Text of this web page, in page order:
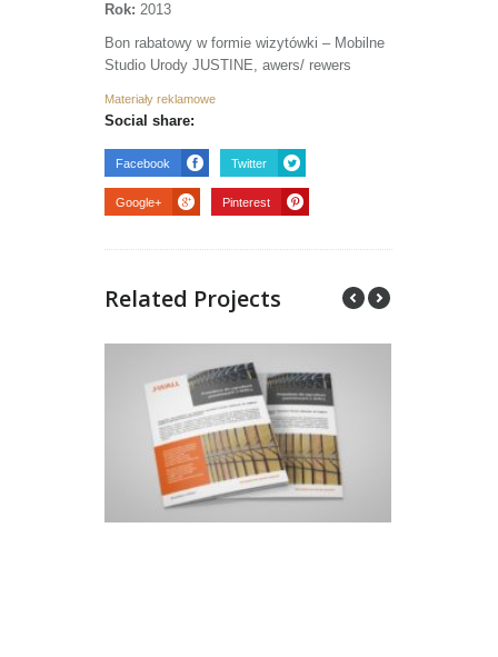
Rok: 2013
Bon rabatowy w formie wizytówki – Mobilne
Studio Urody JUSTINE, awers/ rewers
Materiały reklamowe
Social share:
Facebook Twitter
Google+ Pinterest
Related Projects